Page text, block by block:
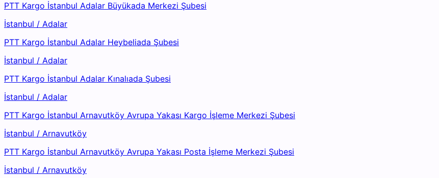
PTT Kargo İstanbul Adalar Büyükada Merkezi Şubesi
İstanbul / Adalar
PTT Kargo İstanbul Adalar Heybeliada Şubesi
İstanbul / Adalar
PTT Kargo İstanbul Adalar Kınalıada Şubesi
İstanbul / Adalar
PTT Kargo İstanbul Arnavutköy Avrupa Yakası Kargo İşleme Merkezi Şubesi
İstanbul / Arnavutköy
PTT Kargo İstanbul Arnavutköy Avrupa Yakası Posta İşleme Merkezi Şubesi
İstanbul / Arnavutköy